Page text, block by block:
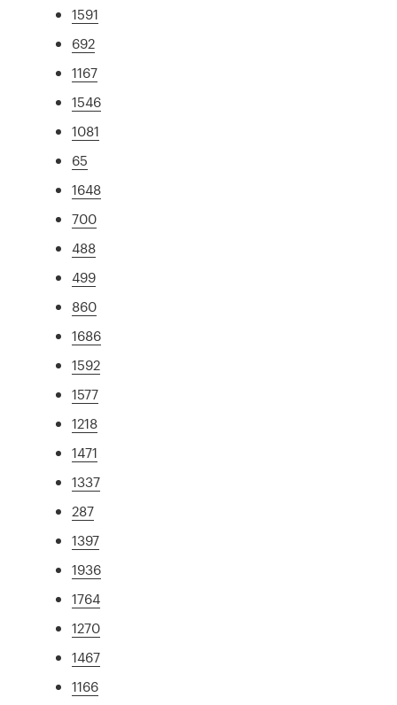
1591
692
1167
1546
1081
65
1648
700
488
499
860
1686
1592
1577
1218
1471
1337
287
1397
1936
1764
1270
1467
1166